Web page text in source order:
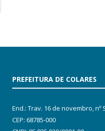
PREFEITURA DE COLARES
End.: Trav. 16 de novembro, nº
CEP: 68785-000